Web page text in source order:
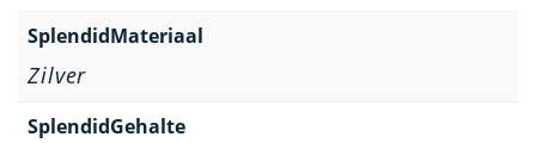
SplendidMateriaal
Zilver
SplendidGehalte